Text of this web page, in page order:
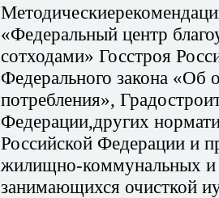
«Федеральный центр
сотходами» Госстроя
Федерального закона «Об
потребления»,
Федерации,других
Российской Федерации и
жилищно-коммунальных и
занимающихся очисткой